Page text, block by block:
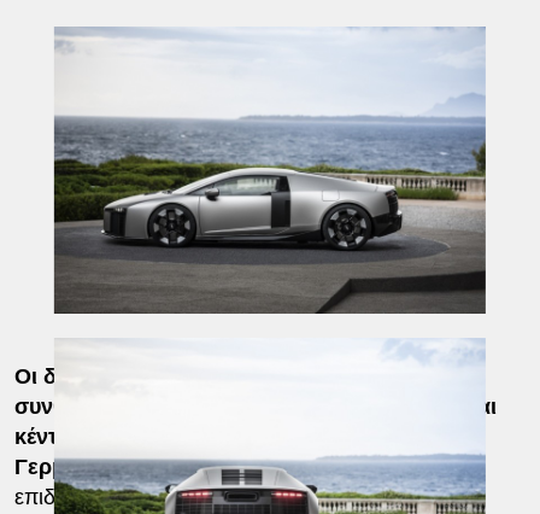
Οι δοκιμές πραγματοποιούνται σε ακραίες
συνθήκες, αλλά και σε εμβληματικές πίστες και
κέντρα δοκιμών, όπως το Nurburgring στη
Γερμανία και το Nardo στην Ιταλία. Εκεί, οι
επιδόσεις τουμοντέλουαξιολογούνται και